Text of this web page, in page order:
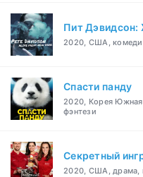
Пит
2020, США,
Спасти панду
2020, Корея
фэнтези
Секретный
2020, США, драма,